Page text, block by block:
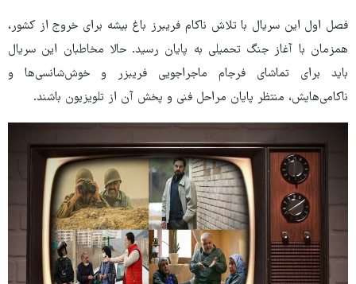
فصل اول این سریال با تلاش ناکام فریبرز باغ بیشه برای خروج از کشور،
همزمان با آغاز جنگ تحمیلی به پایان رسید. حالا مخاطبان این سریال
باید برای تماشای فرجام ماجراجویی فریبزر و خوش‌شانسی‌ها و
ناکامی‌هایش، منتظر پایان مراحل فنی و پخش آن از تلویزیون باشند.